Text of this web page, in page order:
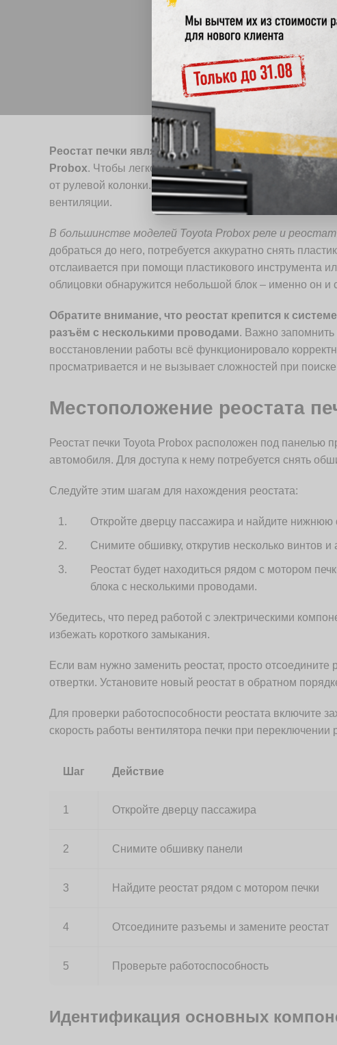
Реостат печки является ключевым элементом
Probox. Чтобы легко его найти, рекомендуется начать
от рулевой колонки. Обычно именно там расположены
вентиляции.
В большинстве моделей Toyota Probox реле и
добраться до него, потребуется аккуратно снять
отслаивается при помощи пластикового инструмента
облицовки обнаружится небольшой блок – именно он и
Обратите внимание, что реостат крепится к
разъём с несколькими проводами. Важно
восстановлении работы всё функционировало
просматривается и не вызывает сложностей при
Местоположение реостата
Реостат печки Toyota Probox расположен под панелью
автомобиля. Для доступа к нему потребуется снять
Следуйте этим шагам для нахождения реостата:
Откройте дверцу пассажира и найдите нижнюю
Снимите обшивку, открутив несколько винтов и
Реостат будет находиться рядом с мотором
блока с несколькими проводами.
Убедитесь, что перед работой с электрическими
избежать короткого замыкания.
Если вам нужно заменить реостат, просто
отвертки. Установите новый реостат в обратном
Для проверки работоспособности реостата включите
скорость работы вентилятора печки при переключении
Шаг Действие
1 Откройте дверцу пассажира
2 Снимите обшивку панели
3 Найдите реостат рядом с мотором печки
4 Отсоедините разъемы и замените реостат
5 Проверьте работоспособность
Идентификация основных